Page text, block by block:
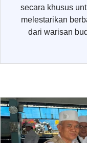
secara khusus
melestarikan
dari warisan